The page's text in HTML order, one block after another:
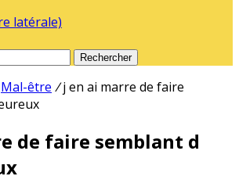
latérale)
Rechercher
Mal-être / j en ai marre de faire
de faire semblant d